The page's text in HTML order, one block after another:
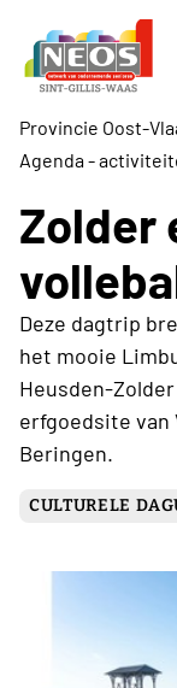
Provincie Oost-
Agenda -
Zolder
Deze dagtrip
het mooie
Heusden-
erfgoedsite van
Beringen.
CULTURELE